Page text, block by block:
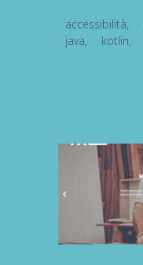
accessibilità,
java, kotlin,